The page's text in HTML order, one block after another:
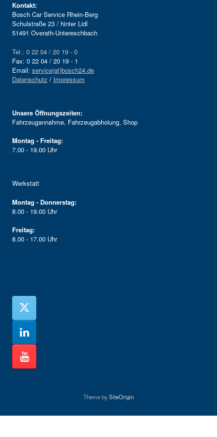
Kontakt:
Bosch Car Service Rhein-Berg
Schulstraße 23 / hinter Lidl
51491 Overath-Untereschbach
Tel.: 0 22 04 / 20 19 - 0
Fax: 0 22 04 / 20 19 - 1
Email: service(at)bosch24.de
Datenschutz / Impressum
Unsere Öffnungszeiten:
Fahrzeugannahme, Fahrzeugabholung, Shop
Montag - Freitag:
7.00 - 19.00 Uhr
Werkstatt
Montag - Donnerstag:
8.00 - 19.00 Uhr
Freitag:
8.00 - 17.00 Uhr
Theme bySiteOrigin